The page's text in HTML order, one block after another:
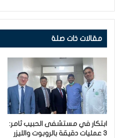
مقالات ذات صلة
ابتكار في مستشفى الحبيب ثامر:
3 عمليات دقيقة بالروبوت والليزر